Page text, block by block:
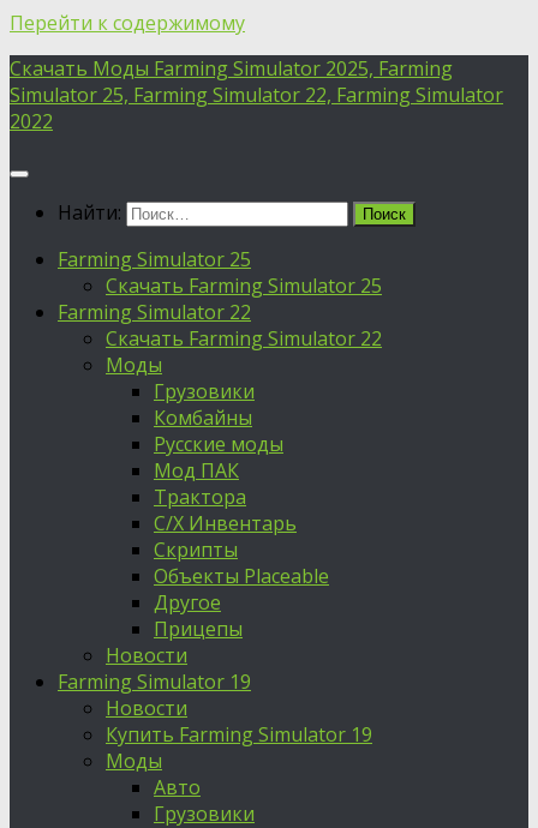
Перейти к содержимому
Скачать Моды Farming Simulator 2025, Farming
Simulator 25, Farming Simulator 22, Farming Simulator
2022
Найти:
Farming Simulator 25
Скачать Farming Simulator 25
Farming Simulator 22
Скачать Farming Simulator 22
Моды
Грузовики
Комбайны
Русские моды
Мод ПАК
Трактора
С/Х Инвентарь
Скрипты
Объекты Placeable
Другое
Прицепы
Новости
Farming Simulator 19
Новости
Купить Farming Simulator 19
Моды
Авто
Грузовики